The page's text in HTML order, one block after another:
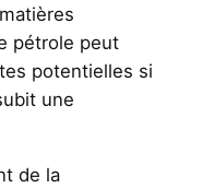
pétrole peut
potentielles si
une
de la